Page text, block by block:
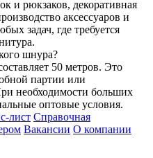
и рюкзаков, декоративная
аксессуаров и
задач, где требуется
шнура?
50 метров. Это
партии или
необходимости больших
оптовые условия.
лист Справочная
Вакансии О компании